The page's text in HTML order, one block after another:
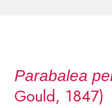
Parabalea
Gould, 1847)